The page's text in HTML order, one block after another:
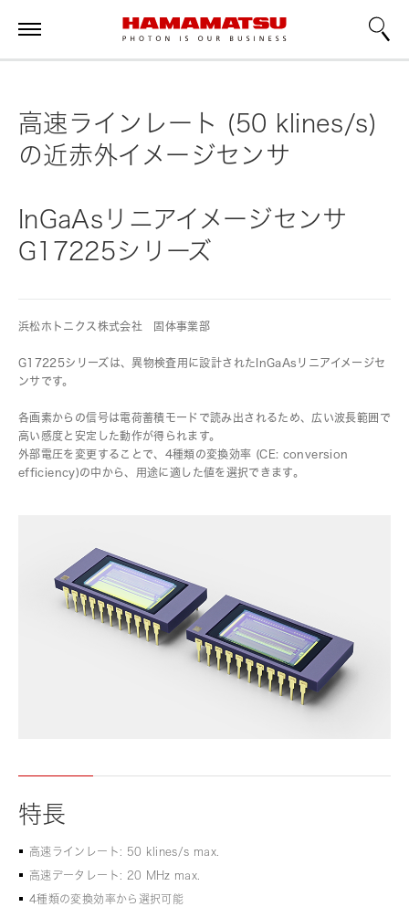
高速ラインレート (50 klines/s)
の近赤外イメージセンサ
InGaAsリニアイメージセンサ
G17225シリーズ
浜松ホトニクス株式会社 固体事業部
G17225シリーズは、異物検査用に設計されたInGaAsリニアイメージセ
ンサです。
各画素からの信号は電荷蓄積モードで読み出されるため、広い波長範囲で
高い感度と安定した動作が得られます。
外部電圧を変更することで、4種類の変換効率 (CE: conversion
efficiency)の中から、用途に適した値を選択できます。
特長
高速ラインレート: 50 klines/s max.
高速データレート: 20 MHz max.
4種類の変換効率から選択可能